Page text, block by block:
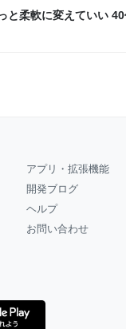
と柔軟に変えていい
by イーアイデム
アプリ・拡張機能
開発ブログ
ヘルプ
お問い合わせ